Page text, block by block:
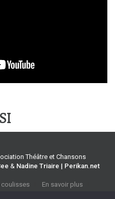
Théâtre et Chansons
& Nadine Triaire | Perikan.net
coulisses
En savoir plus